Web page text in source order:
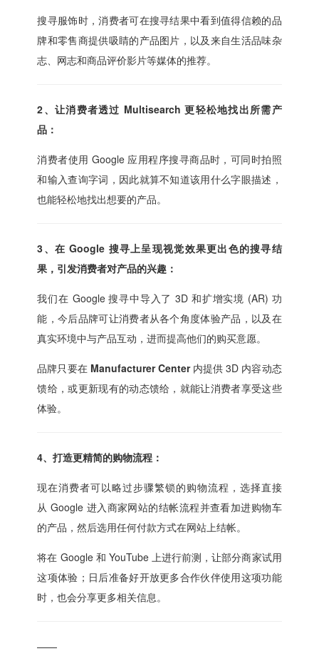
搜寻服饰时，消费者可在搜寻结果中看到值得信赖的品
牌和零售商提供吸睛的产品图片，以及来自生活品味杂
志、网志和商品评价影片等媒体的推荐。
2、让消费者透过 Multisearch 更轻松地找出所需产
品：
消费者使用 Google 应用程序搜寻商品时，可同时拍照
和输入查询字词，因此就算不知道该用什么字眼描述，
也能轻松地找出想要的产品。
3、在 Google 搜寻上呈现视觉效果更出色的搜寻结
果，引发消费者对产品的兴趣：
我们在 Google 搜寻中导入了 3D 和扩增实境 (AR) 功
能，今后品牌可让消费者从各个角度体验产品，以及在
真实环境中与产品互动，进而提高他们的购买意愿。
品牌只要在 Manufacturer Center 内提供 3D 内容动态
馈给，或更新现有的动态馈给，就能让消费者享受这些
体验。
4、打造更精简的购物流程：
现在消费者可以略过步骤繁锁的购物流程，选择直接
从 Google 进入商家网站的结帐流程并查看加进购物车
的产品，然后选用任何付款方式在网站上结帐。
将在 Google 和 YouTube 上进行前测，让部分商家试用
这项体验；日后准备好开放更多合作伙伴使用这项功能
时，也会分享更多相关信息。
——